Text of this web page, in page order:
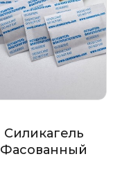
Силикагель
Фасованный